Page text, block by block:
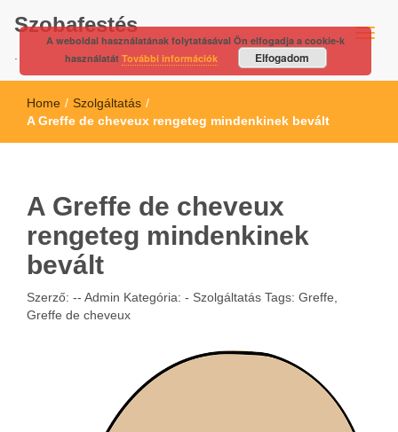
Szobafestés
Home / Szolgáltatás /
A Greffe de cheveux rengeteg mindenkinek bevált
A Greffe de cheveux
rengeteg mindenkinek
bevált
Szerző: -- Admin Kategória: - Szolgáltatás Tags: Greffe
Greffe de cheveux
A weboldal használatának folytatásával Ön elfogadja a cookie-k
használatát További információk Elfogadom